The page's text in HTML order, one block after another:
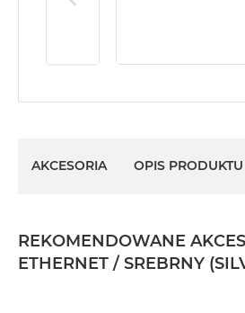
AKCESORIA OPIS PRODUKTU
REKOMENDOWANE
ETHERNET / SREBRNY